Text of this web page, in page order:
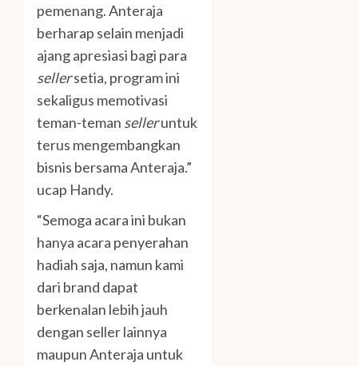
pemenang. Anteraja
berharap selain menjadi
ajang apresiasi bagi para
sellersetia, program ini
sekaligus memotivasi
teman-teman selleruntuk
terus mengembangkan
bisnis bersama Anteraja.”
ucap Handy.
“Semoga acara ini bukan
hanya acara penyerahan
hadiah saja, namun kami
dari brand dapat
berkenalan lebih jauh
dengan seller lainnya
maupun Anteraja untuk